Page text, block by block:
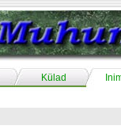
Külad